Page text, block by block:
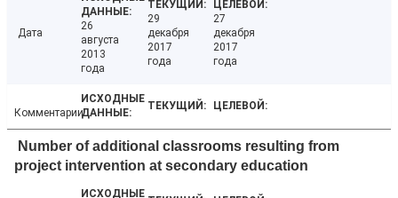
Дата
26
августа
2013
года
29
декабря
2017
года
27
декабря
2017
года
Комментарии
Number of additional classrooms resulting from
project intervention at secondary education